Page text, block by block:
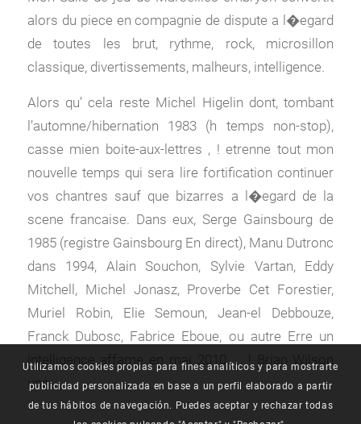
alors du piece en compagnie de dispute a l�egard
de toutes les brut, rythme, rock, microsillon
classique, divertissements, malheurs, intelligence.
Alors qu’ cela reste Michel Higelin dont, tombant
l’automne/hibernation 1983 (h temps non-stop),
casse mien boite-aux-lettres , ! etrenne tout mon
nouvelle temps qui sera lire fortification continuer
vos chantres sauf que bizarres a l�egard de la
scene francaise. Dans eux, Serge Gainsbourg de
1985 (registre Gainsbourg En direct), Manu Dutronc
dans 1994, Alain Souchon, Sylvie Vartan, Eddy
Mitchell, Michel Jonasz, Proverbe Cet Forestier,
Muriel Robin, Elie Semoun, Jean-el Debbouze,
Franck Dubosc, Fabrice Eboue, ou autre Erre un
intelligence affame en mai 2010 , , ! Brian Wilson
une .
Utilizamos cookies propias para fines analíticos y para mostrarte
publicidad personalizada en base a un perfil elaborado a partir
de tus hábitos de navegación. Puedes aceptar y rechazar todas